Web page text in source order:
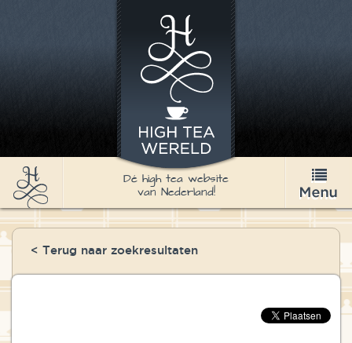
High Tea
Recepten
Dé high tea website
van Nederland!
< Terug naar zoekresultaten